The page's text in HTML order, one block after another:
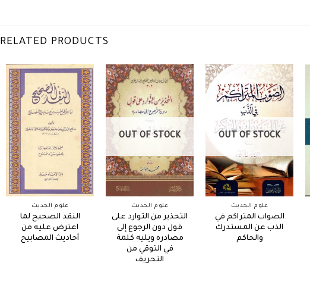
RELATED PRODUCTS
علوم الحديث
النقد الصحيح لما
اعترض عليه من
أحاديث المصابيح
OUT OF STOCK
علوم الحديث
التحذير من التوارد على
قول دون الرجوع إلى
مصادره ويليه كلمة
في التوقي من
التحريف
OUT OF STOCK
علوم الحديث
الصواب المتراكم في
الذب عن المستدرك
والحاكم